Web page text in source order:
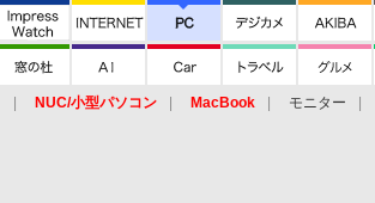
NUC/小型パソコン MacBook モニター